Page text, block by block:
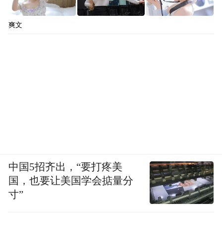
爽文
中国5招齐出，“要打疼美
国，也要让美国学会掂量分
寸”